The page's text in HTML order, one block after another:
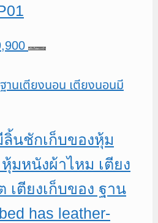
Current
is:
หยิบใส่ตะกร้า
ลิ้นชักเก็บของหุ้ม
มหนังผ้าไหม เตียง
เตียงเก็บของ ฐาน
has leather-